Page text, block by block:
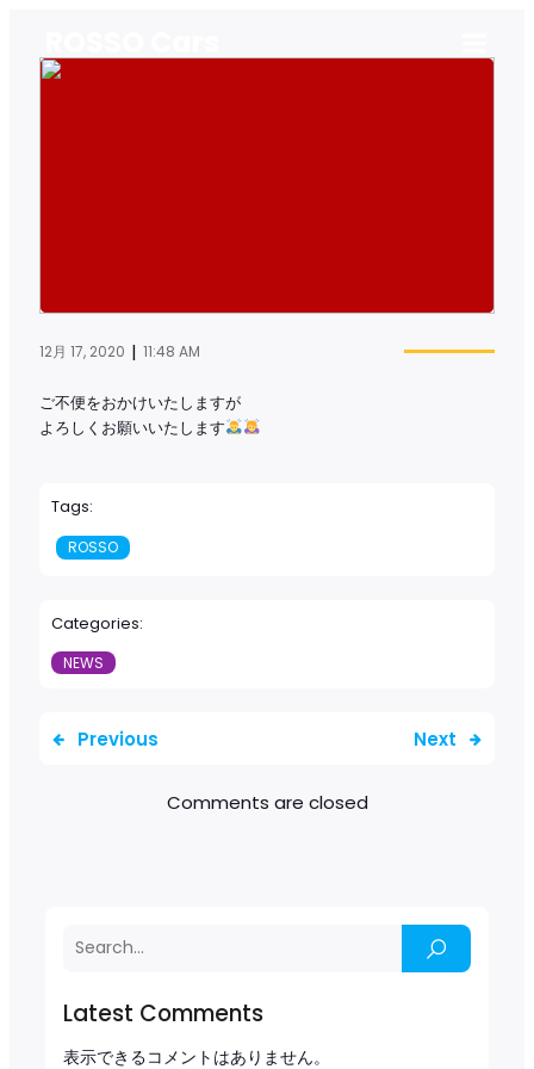
Latest Comments
表示できるコメントはありません。
12月 17, 2020 | 11:48 AM
ご不便をおかけいたしますが
よろしくお願いいたします
Tags:
ROSSO
Categories:
NEWS
Previous Next
Comments are closed